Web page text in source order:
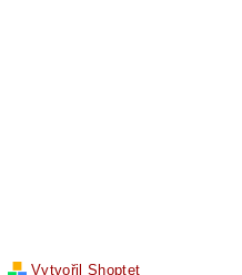
Vytvořil Shoptet